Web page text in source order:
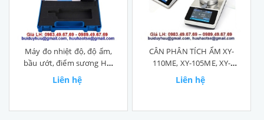
Máy đo nhiệt độ, độ ẩm,
bầu ướt, điểm sương HT-
1292D
Liên hệ
CÂN PHÂN TÍCH ẨM XY-
110ME, XY-105ME, XY-
101ME
Liên hệ